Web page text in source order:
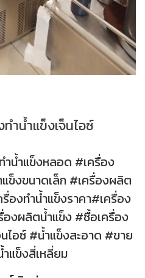
ำน้ำแข็งเจ็นไอซ์
ำน้ำแข็งหลอด #เครื่อง
ข็งขนาดเล็ก #เครื่องผลิต
องทำน้ำแข็งราคา#เครื่อง
องผลิตน้ำแข็ง #ซื้อเครื่อง
ไอซ์ #น้ำแข็งสะอาด #ขาย
แข็งสี่เหลี่ยม